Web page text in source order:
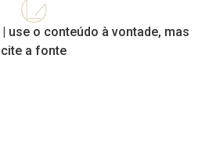
use o conteúdo à vontade, mas
cite a fonte​